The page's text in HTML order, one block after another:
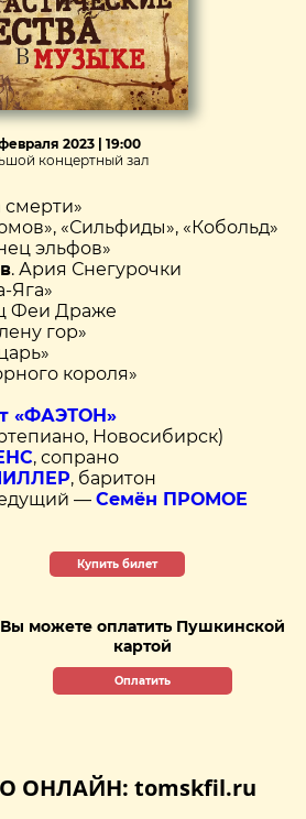
2023 | 19:00
концертный зал
смерти»
«Сильфиды», «Кобольд»
эльфов»
. Ария Снегурочки
Яга»
Феи Драже
гор»
короля»
«ФАЭТОН»
Новосибирск)
, сопрано
, баритон
— Семён ПРОМОЕ
Купить билет
Вы можете оплатить Пушкинской
картой
Оплатить
ОНЛАЙН: tomskfil.ru